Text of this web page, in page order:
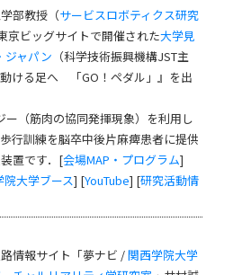
部教授（サービスロボティクス研究
京ビッグサイトで開催された大学見
ジャパン （科学技術振興機構JST主
ける足へ 「GO！ペダル」』を出
ー（筋肉の協同発揮現象）を利用し
行訓練を脳卒中後片麻痺患者に提供
置です．[会場MAP・プログラム]
院大学ブース] [YouTube] [研究活動情
路情報サイト「夢ナビ /関西学院大学